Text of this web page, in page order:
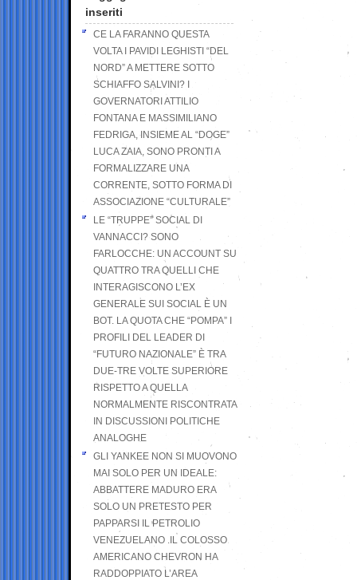
inseriti
CE LA FARANNO QUESTA
VOLTA I PAVIDI LEGHISTI “DEL
NORD” A METTERE SOTTO
SCHIAFFO SALVINI? I
GOVERNATORI ATTILIO
FONTANA E MASSIMILIANO
FEDRIGA, INSIEME AL “DOGE”
LUCA ZAIA, SONO PRONTI A
FORMALIZZARE UNA
CORRENTE, SOTTO FORMA DI
ASSOCIAZIONE “CULTURALE”
LE “TRUPPE” SOCIAL DI
VANNACCI? SONO
FARLOCCHE: UN ACCOUNT SU
QUATTRO TRA QUELLI CHE
INTERAGISCONO L’EX
GENERALE SUI SOCIAL È UN
BOT. LA QUOTA CHE “POMPA” I
PROFILI DEL LEADER DI
“FUTURO NAZIONALE” È TRA
DUE-TRE VOLTE SUPERIORE
RISPETTO A QUELLA
NORMALMENTE RISCONTRATA
IN DISCUSSIONI POLITICHE
ANALOGHE
GLI YANKEE NON SI MUOVONO
MAI SOLO PER UN IDEALE:
ABBATTERE MADURO ERA
SOLO UN PRETESTO PER
PAPPARSI IL PETROLIO
VENEZUELANO .IL COLOSSO
AMERICANO CHEVRON HA
RADDOPPIATO L’AREA